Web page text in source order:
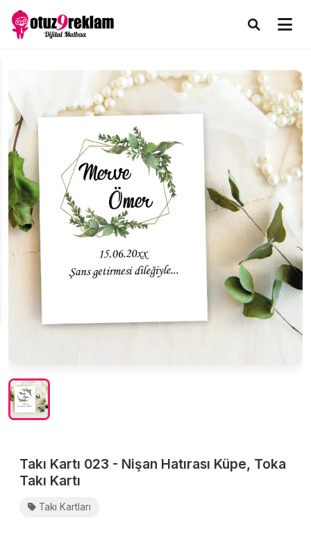
Takı Kartı 023 - Nişan Hatırası Küpe, Toka
Takı Kartı
Takı Kartları